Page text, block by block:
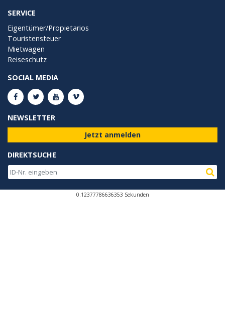
SERVICE
Eigentümer/Propietarios
Touristensteuer
Mietwagen
Reiseschutz
SOCIAL MEDIA
NEWSLETTER
Jetzt anmelden
DIREKTSUCHE
0.12377786636353 Sekunden